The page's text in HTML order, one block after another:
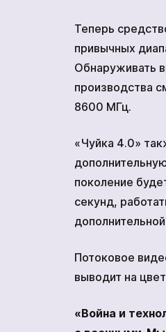
Теперь
привычных
Обнаруживать
производства
8600 МГц.
«Чуйка 4.0»
поколение
секунд,
Потоковое
выводит на
«Война и